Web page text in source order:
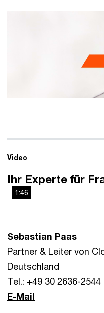
Video
Ihr Experte für
1:46
Sebastian Paas
Partner & Leiter von
Deutschland
Tel.: +49 30 2636-2544
E-Mail